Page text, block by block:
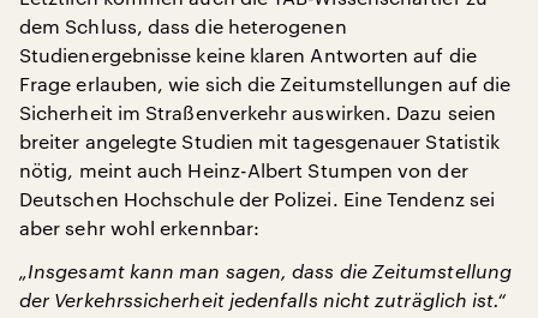
dem Schluss, dass die heterogenen
Studienergebnisse keine klaren Antworten auf die
Frage erlauben, wie sich die Zeitumstellungen auf die
Sicherheit im Straßenverkehr auswirken. Dazu seien
breiter angelegte Studien mit tagesgenauer Statistik
nötig, meint auch Heinz-Albert Stumpen von der
Deutschen Hochschule der Polizei. Eine Tendenz sei
aber sehr wohl erkennbar:
„Insgesamt kann man sagen, dass die Zeitumstellung
der Verkehrssicherheit jedenfalls nicht zuträglich ist.“